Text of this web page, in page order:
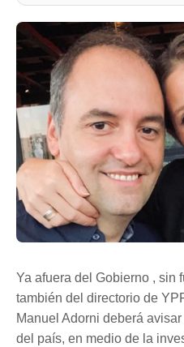
Ya afuera del Gobierno , sin
también del directorio de
Manuel Adorni deberá
del país, en medio de la